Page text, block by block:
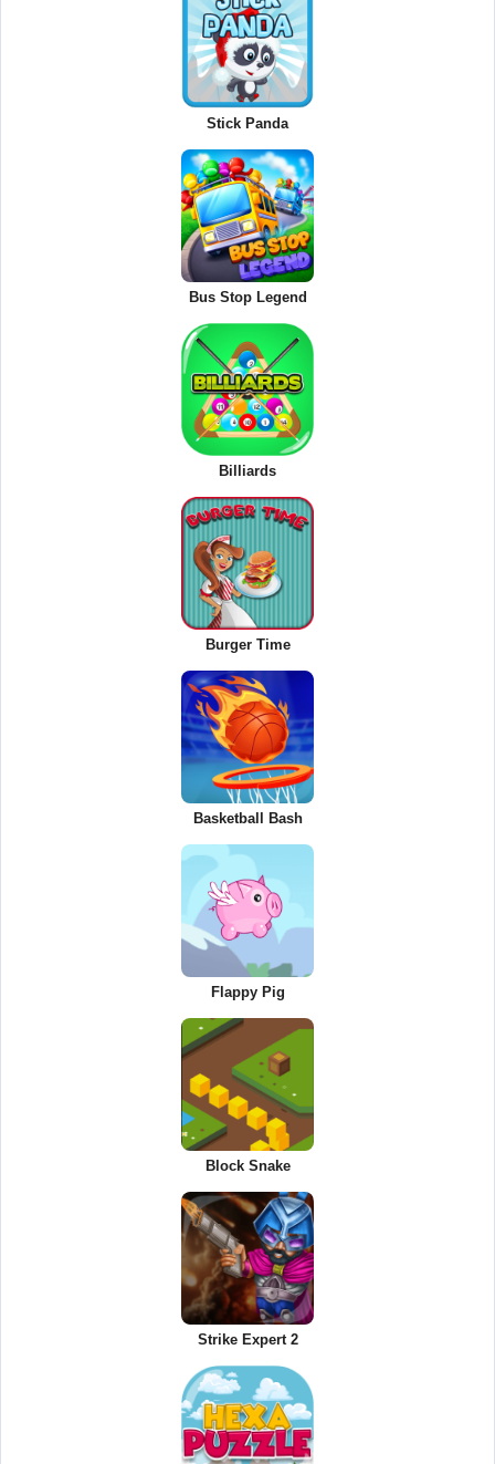
Stick Panda
Bus Stop Legend
Billiards
Burger Time
Basketball Bash
Flappy Pig
Block Snake
Strike Expert 2